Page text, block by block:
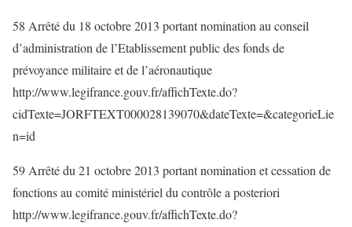
58 Arrêté du 18 octobre 2013 portant nomination au conseil
d’administration de l’Etablissement public des fonds de
prévoyance militaire et de l’aéronautique
http://www.legifrance.gouv.fr/affichTexte.do?
cidTexte=JORFTEXT000028139070&dateTexte=&categorieLie
n=id
59 Arrêté du 21 octobre 2013 portant nomination et cessation de
fonctions au comité ministériel du contrôle a posteriori
http://www.legifrance.gouv.fr/affichTexte.do?